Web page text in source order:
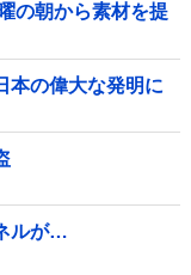
の朝から素材を提
本の偉大な発明に
ルが…